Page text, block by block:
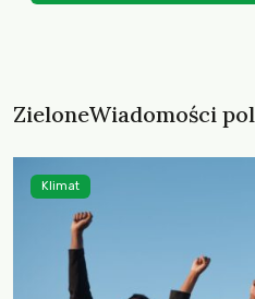
ZieloneWiadomości
Klimat